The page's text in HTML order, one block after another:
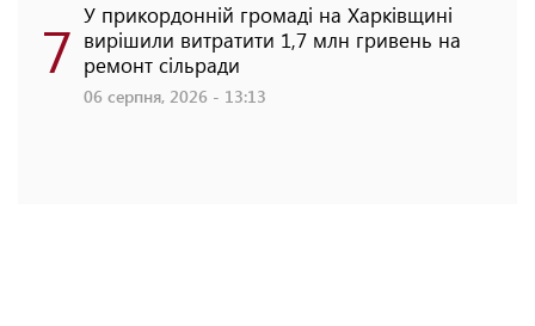
7 У прикордонній громаді на Харківщині
вирішили витратити 1,7 млн гривень на
ремонт сільради
06 серпня, 2026 - 13:13